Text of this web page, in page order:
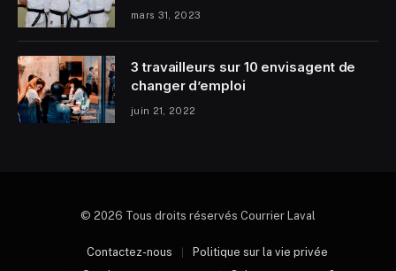
mars 31, 2023
3 travailleurs sur 10 envisagent de
changer d’emploi
juin 21, 2022
© 2026 Tous droits réservés Courrier Laval
Contactez-nous
Politique sur la vie privée